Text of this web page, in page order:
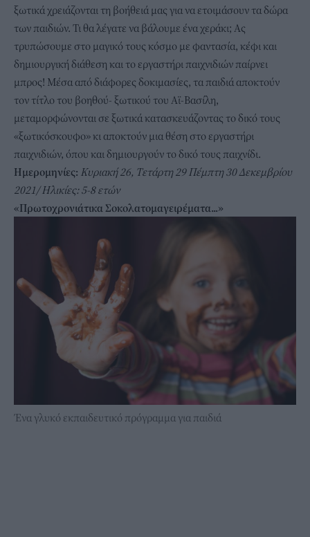
ξωτικά χρειάζονται τη βοήθειά μας για να ετοιμάσουν τα δώρα
των παιδιών. Τι θα λέγατε να βάλουμε ένα χεράκι; Ας
τρυπώσουμε στο μαγικό τους κόσμο με φαντασία, κέφι και
δημιουργική διάθεση και το εργαστήρι παιχνιδιών παίρνει
μπρος! Μέσα από διάφορες δοκιμασίες, τα παιδιά αποκτούν
τον τίτλο του βοηθού- ξωτικού του Αϊ-Βασίλη,
μεταμορφώνονται σε ξωτικά κατασκευάζοντας το δικό τους
«ξωτικόσκουφο» κι αποκτούν μια θέση στο εργαστήρι
παιχνιδιών, όπου και δημιουργούν το δικό τους παιχνίδι.
Ημερομηνίες: Κυριακή 26, Τετάρτη 29 Πέμπτη 30 Δεκεμβρίου
2021/ Ηλικίες: 5-8 ετών
«Πρωτοχρονιάτικα Σοκολατομαγειρέματα...»
Ένα γλυκό εκπαιδευτικό πρόγραμμα για παιδιά